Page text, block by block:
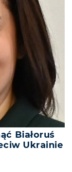
Białoruś
Ukrainie